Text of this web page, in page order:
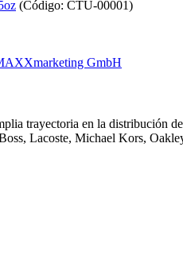
(Código: CTU-00001)
GmbH
trayectoria en la distribución
Lacoste, Michael Kors,